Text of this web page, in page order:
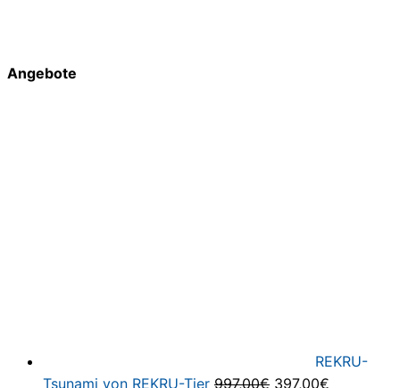
Angebote
REKRU-
Tsunami von REKRU-Tier 997,00€ Ursprünglicher
397,00€